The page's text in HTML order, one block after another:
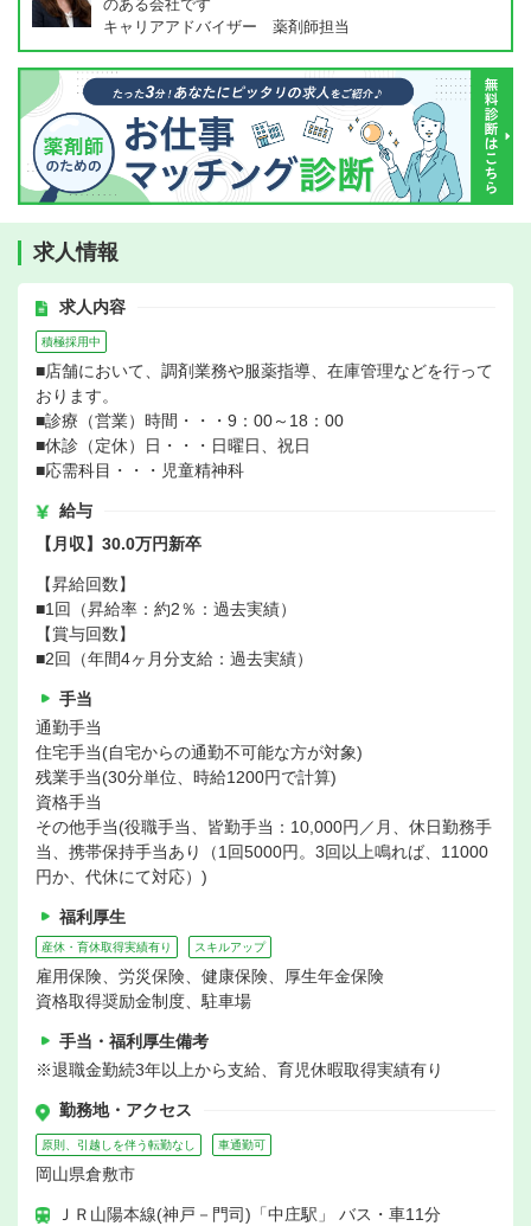
のある会社です
キャリアアドバイザー 薬剤師担当
求人情報
求人内容
積極採用中
■店舗において、調剤業務や服薬指導、在庫管理などを行って
おります。
■診療（営業）時間・・・9：00～18：00
■休診（定休）日・・・日曜日、祝日
■応需科目・・・児童精神科
給与
【月収】30.0万円新卒
【昇給回数】
■1回（昇給率：約2％：過去実績）
【賞与回数】
■2回（年間4ヶ月分支給：過去実績）
手当
通勤手当
住宅手当(自宅からの通勤不可能な方が対象)
残業手当(30分単位、時給1200円で計算)
資格手当
その他手当(役職手当、皆勤手当：10,000円／月、休日勤務手
当、携帯保持手当あり（1回5000円。3回以上鳴れば、11000
円か、代休にて対応）)
福利厚生
産休・育休取得実績有り スキルアップ
雇用保険、労災保険、健康保険、厚生年金保険
資格取得奨励金制度、駐車場
手当・福利厚生備考
※退職金勤続3年以上から支給、育児休暇取得実績有り
勤務地・アクセス
原則、引越しを伴う転勤なし 車通勤可
岡山県倉敷市
ＪＲ山陽本線(神戸－門司)「中庄駅」 バス・車11分